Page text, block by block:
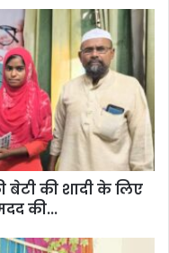
बेटी की शादी के लिए
की...